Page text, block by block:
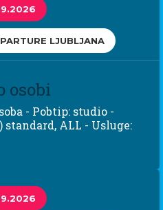
LJUBLJANA
osobi
- Pobtip: studio -
standard, ALL - Usluge: